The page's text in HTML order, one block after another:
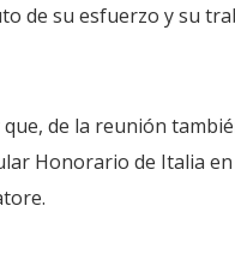
de su esfuerzo y su
de la reunión
Honorario de Italia